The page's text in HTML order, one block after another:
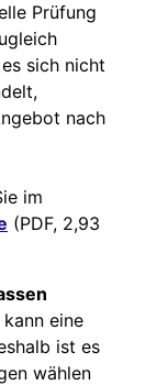
Prüfung
sich nicht
nach
im
(PDF, 2,93
eine
ist es
wählen